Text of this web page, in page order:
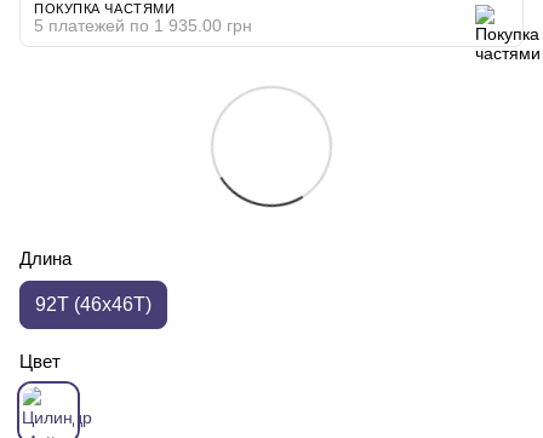
ПОКУПКА ЧАСТЯМИ
5 платежей по 1 935.00 грн
Длина
92T (46x46T)
Цвет